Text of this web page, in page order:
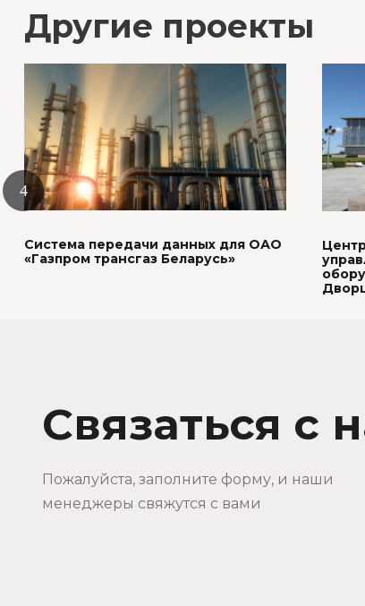
Другие проекты
Система передачи данных для ОАО
«Газпром трансгаз Беларусь»
Связаться с
Пожалуйста, заполните форму, и наши
менеджеры свяжутся с вами